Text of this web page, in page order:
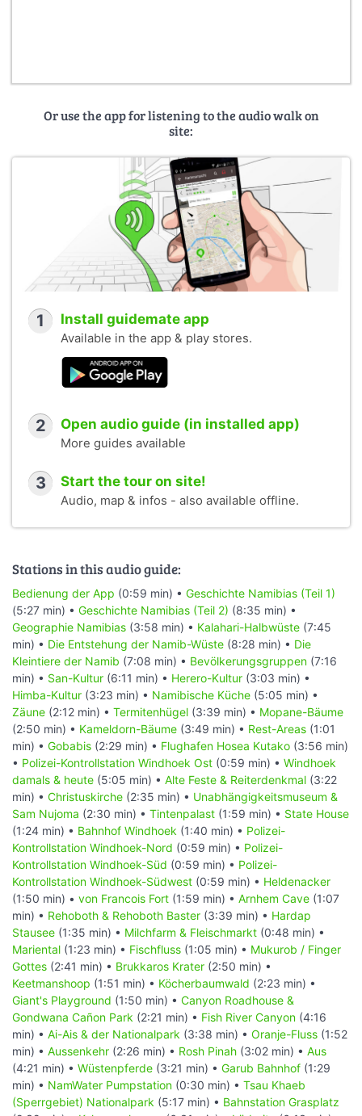
Or use the app for listening to the audio walk on
site:
1 Install guidemate app
Available in the app & play stores.
2 Open audio guide (in installed app)
More guides available
3 Start the tour on site!
Audio, map & infos - also available offline.
Stations in this audio guide:
Bedienung der App (0:59 min) • Geschichte Namibias (Teil 1)
(5:27 min) • Geschichte Namibias (Teil 2) (8:35 min) •
Geographie Namibias (3:58 min) • Kalahari-Halbwüste (7:45
min) • Die Entstehung der Namib-Wüste (8:28 min) • Die
Kleintiere der Namib (7:08 min) • Bevölkerungsgruppen (7:16
min) • San-Kultur (6:11 min) • Herero-Kultur (3:03 min) •
Himba-Kultur (3:23 min) • Namibische Küche (5:05 min) •
Zäune (2:12 min) • Termitenhügel (3:39 min) • Mopane-Bäume
(2:50 min) • Kameldorn-Bäume (3:49 min) • Rest-Areas (1:01
min) • Gobabis (2:29 min) • Flughafen Hosea Kutako (3:56 min)
• Polizei-Kontrollstation Windhoek Ost (0:59 min) • Windhoek
damals & heute (5:05 min) • Alte Feste & Reiterdenkmal (3:22
min) • Christuskirche (2:35 min) • Unabhängigkeitsmuseum &
Sam Nujoma (2:30 min) • Tintenpalast (1:59 min) • State House
(1:24 min) • Bahnhof Windhoek (1:40 min) • Polizei-
Kontrollstation Windhoek-Nord (0:59 min) • Polizei-
Kontrollstation Windhoek-Süd (0:59 min) • Polizei-
Kontrollstation Windhoek-Südwest (0:59 min) • Heldenacker
(1:50 min) • von Francois Fort (1:59 min) • Arnhem Cave (1:07
min) • Rehoboth & Rehoboth Baster (3:39 min) • Hardap
Stausee (1:35 min) • Milchfarm & Fleischmarkt (0:48 min) •
Mariental (1:23 min) • Fischfluss (1:05 min) • Mukurob / Finger
Gottes (2:41 min) • Brukkaros Krater (2:50 min) •
Keetmanshoop (1:51 min) • Köcherbaumwald (2:23 min) •
Giant's Playground (1:50 min) • Canyon Roadhouse &
Gondwana Cañon Park (2:21 min) • Fish River Canyon (4:16
min) • Ai-Ais & der Nationalpark (3:38 min) • Oranje-Fluss (1:52
min) • Aussenkehr (2:26 min) • Rosh Pinah (3:02 min) • Aus
(4:21 min) • Wüstenpferde (3:21 min) • Garub Bahnhof (1:29
min) • NamWater Pumpstation (0:30 min) • Tsau Khaeb
(Sperrgebiet) Nationalpark (5:17 min) • Bahnstation Grasplatz